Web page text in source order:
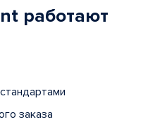
работают
заказа